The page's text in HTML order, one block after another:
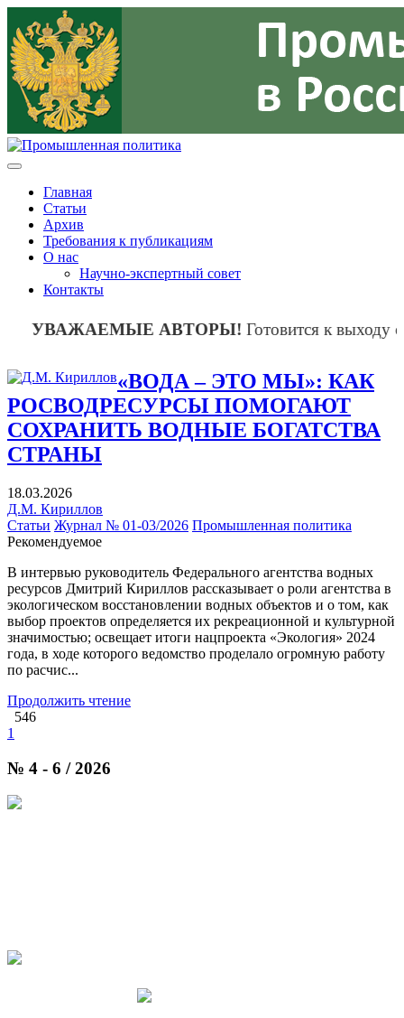
Главная
Статьи
Архив
Требования к публикациям
О нас
Научно-экспертный совет
Контакты
УВАЖАЕМЫЕ АВТОРЫ!Готовится к выходу
«ВОДА – ЭТО МЫ»: КАК
РОСВОДРЕСУРСЫ ПОМОГАЮТ
СОХРАНИТЬ ВОДНЫЕ БОГАТСТВА
СТРАНЫ
18.03.2026
Д.М. Кириллов
Статьи Журнал № 01-03/2026 Промышленная политика
Рекомендуемое
В интервью руководитель Федерального агентства водных
ресурсов Дмитрий Кириллов рассказывает о роли агентства в
экологическом восстановлении водных объектов и о том, как
выбор проектов определяется их рекреационной и культурной
значимостью; освещает итоги нацпроекта «Экология» 2024
года, в ходе которого ведомство проделало огромную работу
по расчис...
Продолжить чтение
546
1
№ 4 - 6 / 2026